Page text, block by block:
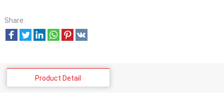
Share:
Product Detail